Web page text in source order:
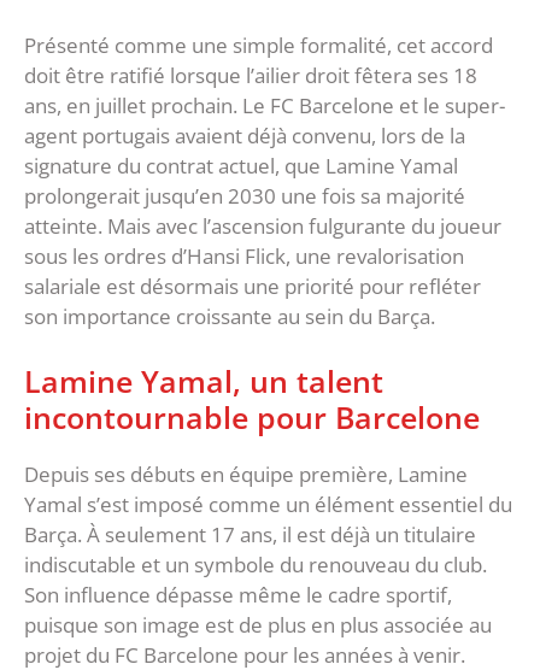
Présenté comme une simple formalité, cet accord
doit être ratifié lorsque l’ailier droit fêtera ses 18
ans, en juillet prochain. Le FC Barcelone et le super-
agent portugais avaient déjà convenu, lors de la
signature du contrat actuel, que Lamine Yamal
prolongerait jusqu’en 2030 une fois sa majorité
atteinte. Mais avec l’ascension fulgurante du joueur
sous les ordres d’Hansi Flick, une revalorisation
salariale est désormais une priorité pour refléter
son importance croissante au sein du Barça.
Lamine Yamal, un talent
incontournable pour Barcelone
Depuis ses débuts en équipe première, Lamine
Yamal s’est imposé comme un élément essentiel du
Barça. À seulement 17 ans, il est déjà un titulaire
indiscutable et un symbole du renouveau du club.
Son influence dépasse même le cadre sportif,
puisque son image est de plus en plus associée au
projet du FC Barcelone pour les années à venir.